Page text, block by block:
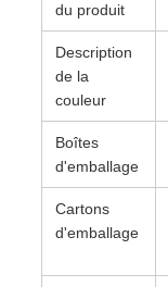
du produit
Description
de la
couleur
Boîtes
d'emballage
Cartons
d'emballage